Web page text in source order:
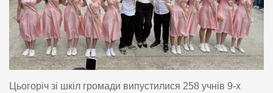
Цьогоріч зі шкіл громади випустилися 258 учнів 9-х